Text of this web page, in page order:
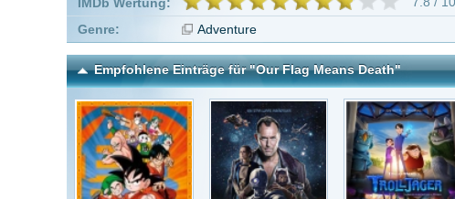
Dragonball Star Wars: Skeleton
Crew
Trolljäger Wallander
Um einen Kommentar abzugeben melde Dich bitte zuerst an.
Wenn Du noch kein Konto bei uns hast, kannst Du Dich hierregistrieren.
Alle Kommentare(0)